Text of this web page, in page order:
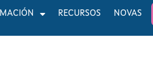
RECURSOS NOVAS